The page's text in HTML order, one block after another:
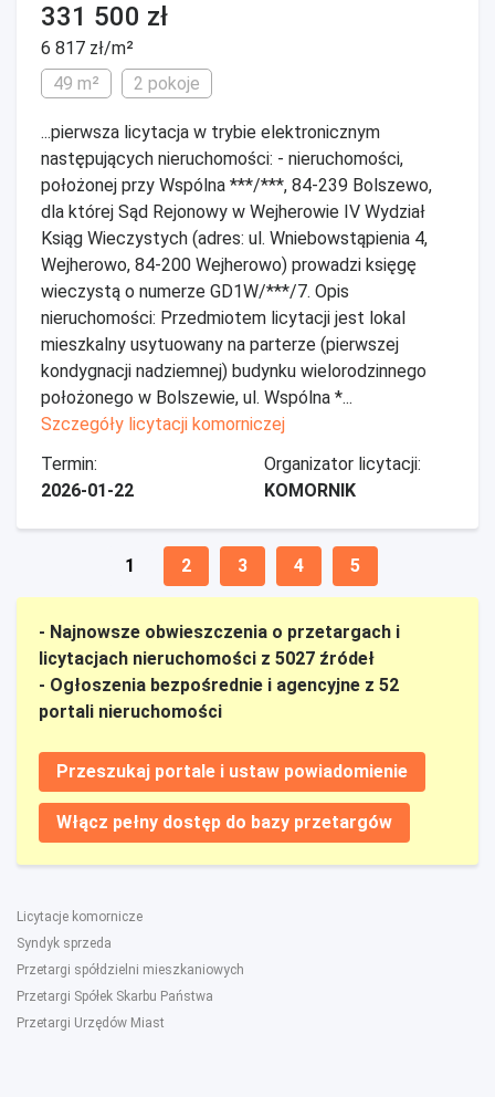
331 500 zł
6 817 zł/m²
49 m²
2 pokoje
...pierwsza licytacja w trybie elektronicznym
następujących nieruchomości: - nieruchomości,
położonej przy Wspólna ***/***, 84-239 Bolszewo,
dla której Sąd Rejonowy w Wejherowie IV Wydział
Ksiąg Wieczystych (adres: ul. Wniebowstąpienia 4,
Wejherowo, 84-200 Wejherowo) prowadzi księgę
wieczystą o numerze GD1W/***/7. Opis
nieruchomości: Przedmiotem licytacji jest lokal
mieszkalny usytuowany na parterze (pierwszej
kondygnacji nadziemnej) budynku wielorodzinnego
położonego w Bolszewie, ul. Wspólna *...
Szczegóły licytacji komorniczej
Termin:
2026-01-22
Organizator licytacji:
KOMORNIK
1 2 3 4 5
- Najnowsze obwieszczenia o przetargach i
licytacjach nieruchomości z 5027 źródeł
- Ogłoszenia bezpośrednie i agencyjne z 52
portali nieruchomości
Przeszukaj portale i ustaw powiadomienie
Włącz pełny dostęp do bazy przetargów
Licytacje komornicze
Syndyk sprzeda
Przetargi spółdzielni mieszkaniowych
Przetargi Spółek Skarbu Państwa
Przetargi Urzędów Miast